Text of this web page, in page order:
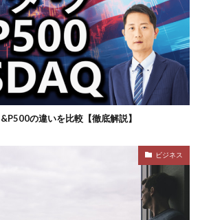
の違いを比較【徹底解説】
ビジネス